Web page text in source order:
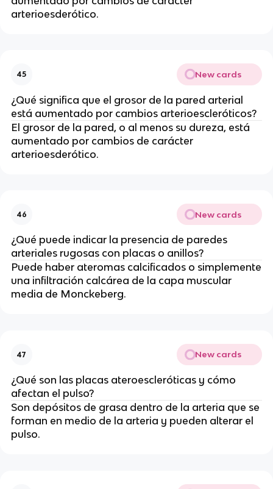
arterioesderótico.
45 New cards
¿Qué significa que el grosor de la pared arterial
está aumentado por cambios arterioescleróticos?
El grosor de la pared, o al menos su dureza, está
aumentado por cambios de carácter
arterioesderótico.
46 New cards
¿Qué puede indicar la presencia de paredes
arteriales rugosas con placas o anillos?
Puede haber ateromas calcificados o simplemente
una infiltración calcárea de la capa muscular
media de Monckeberg.
47 New cards
¿Qué son las placas ateroescleróticas y cómo
afectan el pulso?
Son depósitos de grasa dentro de la arteria que se
forman en medio de la arteria y pueden alterar el
pulso.